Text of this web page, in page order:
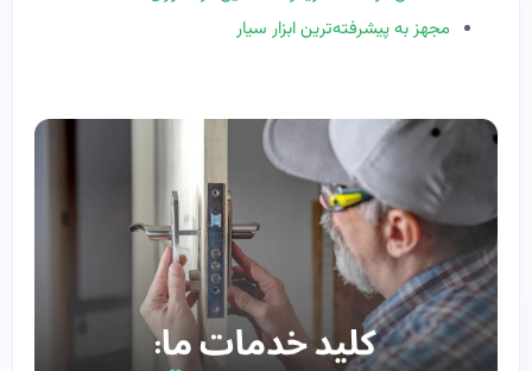
مجهز به پیشرفته‌ترین ابزار سیار